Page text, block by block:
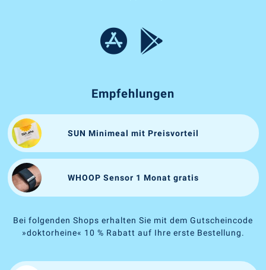
Empfehlungen
SUN Minimeal mit Preisvorteil
WHOOP Sensor 1 Monat gratis
Bei folgenden Shops erhalten Sie mit dem Gutscheincode
»doktorheine« 10 % Rabatt auf Ihre erste Bestellung.